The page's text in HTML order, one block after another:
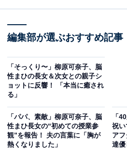
編集部が選ぶおすすめ記事
「そっくり〜」柳原可奈子、脳
性まひの長女＆次女との親子シ
ョットに反響！ 「本当に癒され
る」
「パパ、素敵」柳原可奈子、脳
性まひ長女の“初めての授業参
観”を報告！ 夫の言葉に「胸が
熱くなりました」
「
祝い
ア
達優